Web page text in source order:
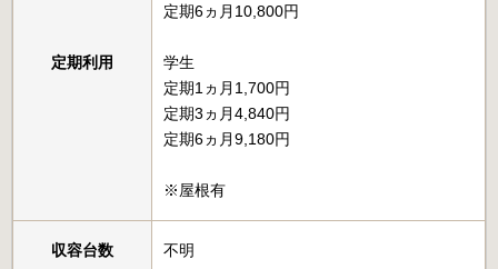
定期利用
定期6ヵ月10,800円
学生
定期1ヵ月1,700円
定期3ヵ月4,840円
定期6ヵ月9,180円
※屋根有
収容台数 不明